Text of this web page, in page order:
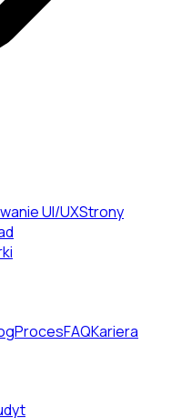
UI/UXStrony
ProcesFAQKariera